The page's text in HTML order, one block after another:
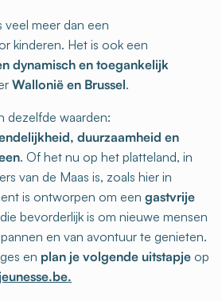
veel meer dan een
kinderen. Het is ook een
dynamisch en toegankelijk
Wallonië en Brussel.
dezelfde waarden:
duurzaamheid en
. Of het nu op het platteland, in
van de Maas is, zoals hier in
is ontworpen om een gastvrije
bevorderlijk is om nieuwe mensen
en van avontuur te genieten.
en plan je volgende uitstapje op